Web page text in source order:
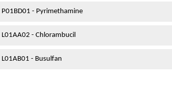
P01BD01 - Pyrimethamine
L01AA02 - Chlorambucil
L01AB01 - Busulfan